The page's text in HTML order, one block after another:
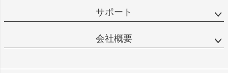
サポート
会社概要